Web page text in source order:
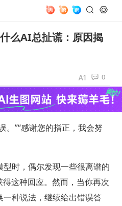
么AI总扯谎：原因揭
0
。”“感谢您的指正，我会努
时，偶尔发现一些很离谱的
这种回应。然而，当你再次
种说法，继续给出错误答